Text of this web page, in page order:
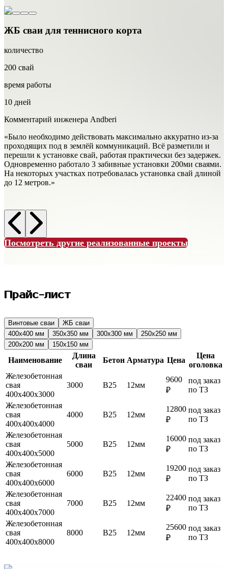
ЖБ сваи для теннисного корта
количество
200 свай
время работы
10 дней
Комментарий инженера Andberi
«Было необходимо действовать максимально аккуратно из-за
проходящих под в землёй коммуникаций. Всё разметили и
перешли к установке свай, работая практически без задержек.
Одновременно работало 3 забивные установки 200ми сваями.
На некоторых участках потребовалась установка свай длиной
до 12 метров.»
Посмотреть другие реализованные проекты
Прайс-лист
Винтовые сваи
ЖБ сваи
400x400 мм 350x350 мм 300x300 мм 250x250 мм
200x200 мм 150x150 мм
Наименование
Длина
сваи
Бетон Арматура Цена
Цена
оголовка
Железобетонная
свая
400x400x3000
3000 B25 12мм
9600
₽
под заказ
по ТЗ
Железобетонная
свая
400x400x4000
4000 B25 12мм
12800
₽
под заказ
по ТЗ
Железобетонная
свая
400x400x5000
5000 B25 12мм
16000
₽
под заказ
по ТЗ
Железобетонная
свая
400x400x6000
6000 B25 12мм
19200
₽
под заказ
по ТЗ
Железобетонная
свая
400x400x7000
7000 B25 12мм
22400
₽
под заказ
по ТЗ
Железобетонная
свая
400x400x8000
8000 B25 12мм
25600
₽
под заказ
по ТЗ